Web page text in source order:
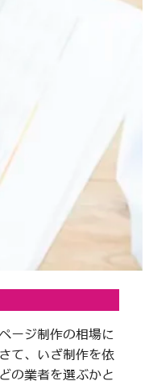
ージ制作の相場に
て、いざ制作を依
の業者を選ぶかと